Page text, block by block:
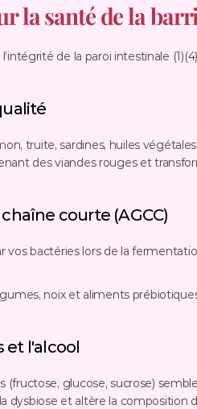
la santé de la
de la paroi intestinale
truite, sardines, huiles
des viandes rouges et
courte (AGCC)
vos bactéries lors de la
noix et aliments
et l'alcool
glucose, sucrose)
dysbiose et altère la composition